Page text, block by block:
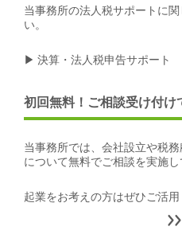
当事務所の法人税サポートに
い。
▶ 決算・法人税申告サポート
初回無料！ご相談受け付け
当事務所では、会社設立や税
について無料でご相談を実施し
起業をお考えの方はぜひご活用